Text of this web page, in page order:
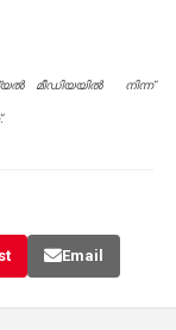
മീഡിയയിൽ നിന്ന്
Email